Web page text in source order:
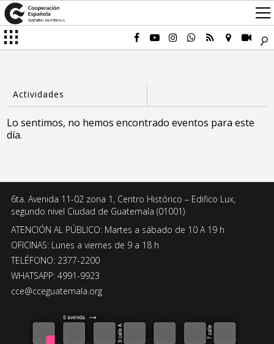
Lo sentimos, no hemos encontrado eventos para este
día.
6ta. Avenida 11-02 zona 1, Centro Histórico – Edifico Lux,
segundo nivel Ciudad de Guatemala (01001)
ATENCIÓN AL PÚBLICO: Martes a sábado de 10 A 19 h
OFICINAS: Lunes a viernes de 9 a 18 h
TELÉFONO: 2377-2200
WHATSAPP: 4991-9923
cce@cceguatemala.org